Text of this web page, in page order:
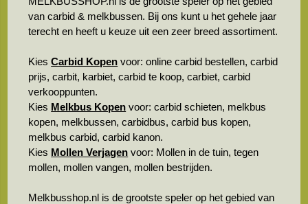
van carbid & melkbussen. Bij ons kunt u het gehele jaar
terecht en heeft u keuze uit een zeer breed assortiment.
KiesCarbid Kopen voor: online carbid bestellen, carbid
prijs, carbit, karbiet, carbid te koop, carbiet, carbid
verkooppunten.
Kies Melkbus Kopen voor: carbid schieten, melkbus
kopen, melkbussen, carbidbus, carbid bus kopen,
melkbus carbid, carbid kanon.
Kies Mollen Verjagen voor: Mollen in de tuin, tegen
mollen, mollen vangen, mollen bestrijden.
Melkbusshop.nl is de grootste speler op het gebied van